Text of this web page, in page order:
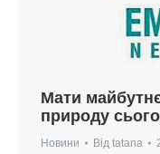
Мати
природу
Новини Від tatana